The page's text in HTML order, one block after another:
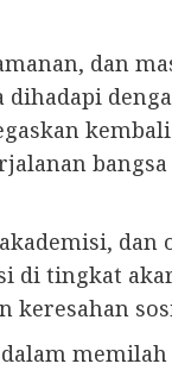
dan
dan
di tingkat
keresahan